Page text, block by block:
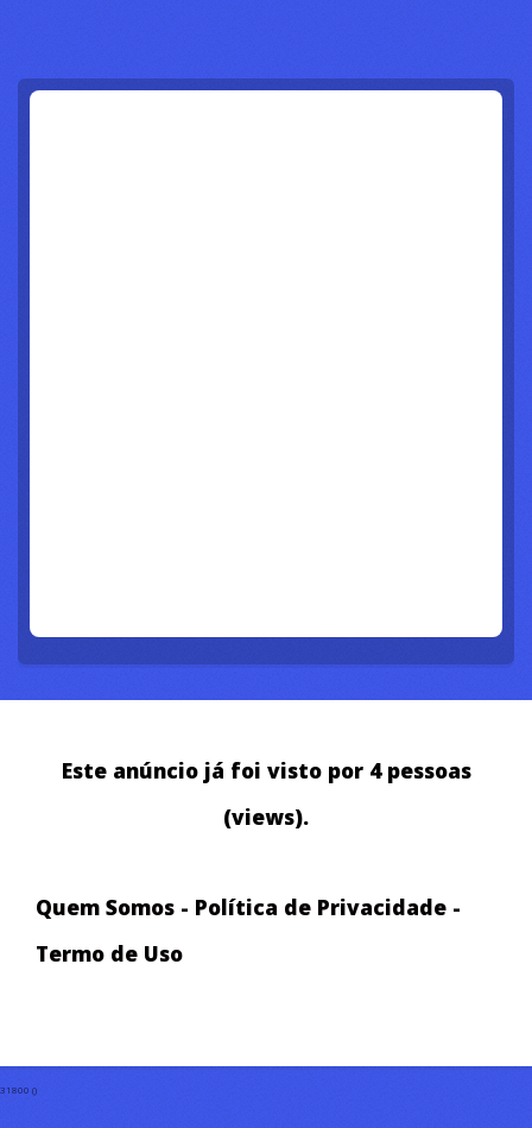
Este anúncio já foi visto por 4 pessoas
(views).
Quem Somos - Política de Privacidade -
Termo de Uso
31800 ()